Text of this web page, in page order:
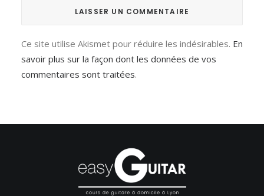
Ce site utilise Akismet pour réduire les indésirables. En
savoir plus sur la façon dont les données de vos
commentaires sont traitées.